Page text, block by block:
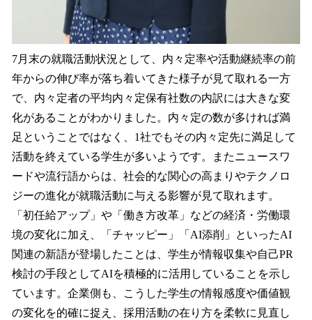
7月末の就職活動状況として、内々定率や活動継続率の前
年からの伸び率が落ち着いてきた様子が見て取れる一方
で、内々定者の平均内々定保有社数の内訳には大きな変
化があることがわかりました。内々定の数が多ければ満
足ということではなく、1社でもその内々定先に満足して
活動を終えている学生が多いようです。またニュースワ
ードや流行語からは、社会的な関心の高まりやテクノロ
ジーの進化が就職活動に与える影響が見て取れます。
「初任給アップ」や「働き方改革」などの経済・労働環
境の変化に加え、「チャッピー」「AI添削」といったAI
関連の新語が登場したことは、学生が情報収集や自己PR
検討の手段としてAIを積極的に活用していることを示し
ています。企業側も、こうした学生の情報感度や価値観
の変化を的確に捉え、採用活動の在り方を柔軟に見直し